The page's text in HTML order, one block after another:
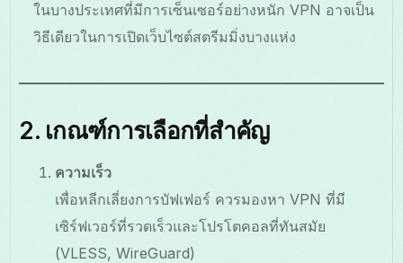
ในบางประเทศที่มีการเซ็นเซอร์อย่างหนัก VPN อาจเป็น
วิธีเดียวในการเปิดเว็บไซต์สตรีมมิ่งบางแห่ง
2. เกณฑ์การเลือกที่สำคัญ
ความเร็ว
เพื่อหลีกเลี่ยงการบัฟเฟอร์ ควรมองหา VPN ที่มี
เซิร์ฟเวอร์ที่รวดเร็วและโปรโตคอลที่ทันสมัย
(VLESS, WireGuard)